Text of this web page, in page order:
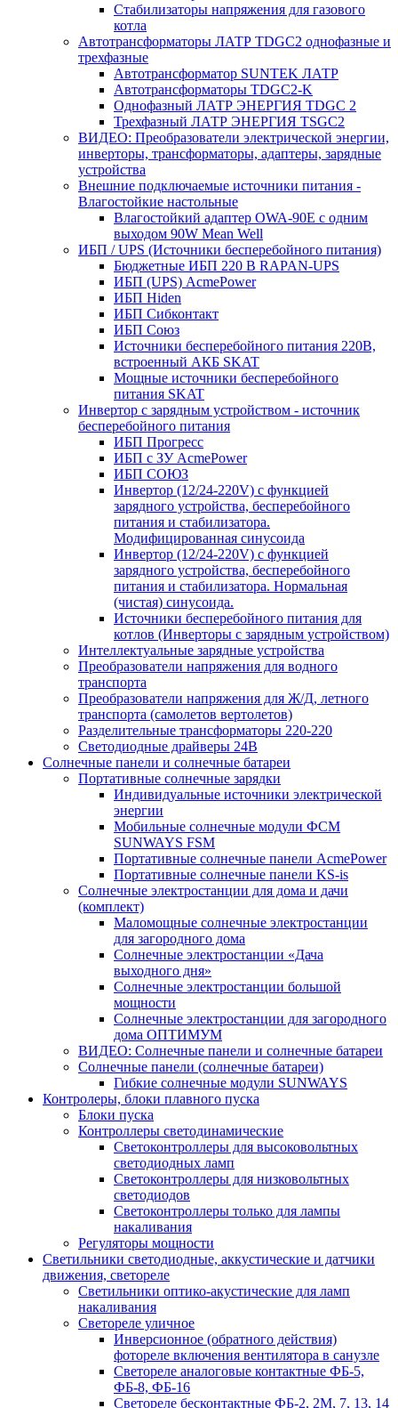
Стабилизаторы напряжения для газового
котла
Автотрансформаторы ЛАТР TDGC2 однофазные и
трехфазные
Автотрансформатор SUNTEK ЛАТР
Автотрансформаторы TDGC2-K
Однофазный ЛАТР ЭНЕРГИЯ TDGC 2
Трехфазный ЛАТР ЭНЕРГИЯ TSGC2
ВИДЕО: Преобразователи электрической энергии,
инверторы, трансформаторы, адаптеры, зарядные
устройства
Внешние подключаемые источники питания -
Влагостойкие настольные
Влагостойкий адаптер OWA-90E с одним
выходом 90W Mean Well
ИБП / UPS (Источники бесперебойного питания)
Бюджетные ИБП 220 В RAPAN-UPS
ИБП (UPS) AcmePower
ИБП Hiden
ИБП Сибконтакт
ИБП Союз
Источники бесперебойного питания 220В,
встроенный АКБ SKAT
Мощные источники бесперебойного
питания SKAT
Инвертор с зарядным устройством - источник
бесперебойного питания
ИБП Прогресс
ИБП с ЗУ AcmePower
ИБП СОЮЗ
Инвертор (12/24-220V) с функцией
зарядного устройства, бесперебойного
питания и стабилизатора.
Модифицированная синусоида
Инвертор (12/24-220V) с функцией
зарядного устройства, бесперебойного
питания и стабилизатора. Нормальная
(чистая) синусоида.
Источники бесперебойного питания для
котлов (Инверторы с зарядным устройством)
Интеллектуальные зарядные устройства
Преобразователи напряжения для водного
транспорта
Преобразователи напряжения для Ж/Д, летного
транспорта (самолетов вертолетов)
Разделительные трансформаторы 220-220
Светодиодные драйверы 24В
Солнечные панели и солнечные батареи
Портативные солнечные зарядки
Индивидуальные источники электрической
энергии
Мобильные солнечные модули ФСМ
SUNWAYS FSM
Портативные солнечные панели AcmePower
Портативные солнечные панели KS-is
Солнечные электростанции для дома и дачи
(комплект)
Маломощные солнечные электростанции
для загородного дома
Солнечные электростанции «Дача
выходного дня»
Солнечные электростанции большой
мощности
Солнечные электростанции для загородного
дома ОПТИМУМ
ВИДЕО: Солнечные панели и солнечные батареи
Солнечные панели (солнечные батареи)
Гибкие солнечные модули SUNWAYS
Контролеры, блоки плавного пуска
Блоки пуска
Контроллеры светодинамические
Светоконтроллеры для высоковольтных
светодиодных ламп
Светоконтроллеры для низковольтных
светодиодов
Светоконтроллеры только для лампы
накаливания
Регуляторы мощности
Светильники светодиодные, аккустические и датчики
движения, светореле
Светильники оптико-акустические для ламп
накаливания
Светореле уличное
Инверсионное (обратного действия)
фотореле включения вентилятора в санузле
Светореле аналоговые контактные ФБ-5,
ФБ-8, ФБ-16
Светореле бесконтактные ФБ-2, 2М, 7, 13, 14